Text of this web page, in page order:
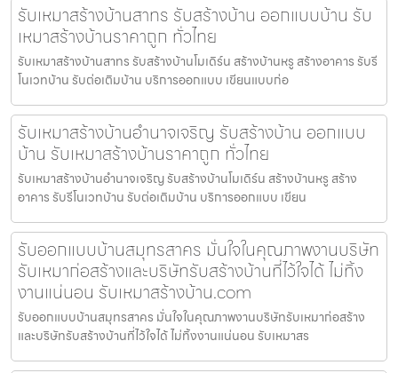
รับเหมาสร้างบ้านสาทร รับสร้างบ้าน ออกแบบบ้าน รับ
เหมาสร้างบ้านราคาถูก ทั่วไทย
รับเหมาสร้างบ้านสาทร รับสร้างบ้านโมเดิร์น สร้างบ้านหรู สร้างอาคาร รับรี
โนเวทบ้าน รับต่อเติมบ้าน บริการออกแบบ เขียนแบบก่อ
รับเหมาสร้างบ้านอำนาจเจริญ รับสร้างบ้าน ออกแบบ
บ้าน รับเหมาสร้างบ้านราคาถูก ทั่วไทย
รับเหมาสร้างบ้านอำนาจเจริญ รับสร้างบ้านโมเดิร์น สร้างบ้านหรู สร้าง
อาคาร รับรีโนเวทบ้าน รับต่อเติมบ้าน บริการออกแบบ เขียน
รับออกแบบบ้านสมุทรสาคร มั่นใจในคุณภาพงานบริษัท
รับเหมาก่อสร้างและบริษัทรับสร้างบ้านที่ไว้ใจได้ ไม่ทิ้ง
งานแน่นอน รับเหมาสร้างบ้าน.com
รับออกแบบบ้านสมุทรสาคร มั่นใจในคุณภาพงานบริษัทรับเหมาก่อสร้าง
และบริษัทรับสร้างบ้านที่ไว้ใจได้ ไม่ทิ้งงานแน่นอน รับเหมาสร